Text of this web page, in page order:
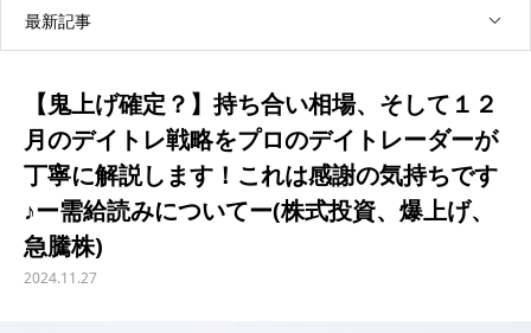
最新記事
【鬼上げ確定？】持ち合い相場、そして１２
月のデイトレ戦略をプロのデイトレーダーが
丁寧に解説します！これは感謝の気持ちです
♪ー需給読みについてー(株式投資、爆上げ、
急騰株)
2024.11.27